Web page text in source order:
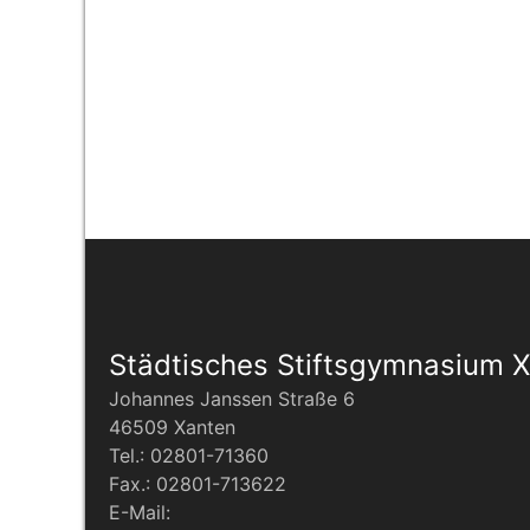
Städtisches Stiftsgymnasium
Johannes Janssen Straße 6
46509 Xanten
Tel.: 02801-71360
Fax.: 02801-713622
E-Mail: